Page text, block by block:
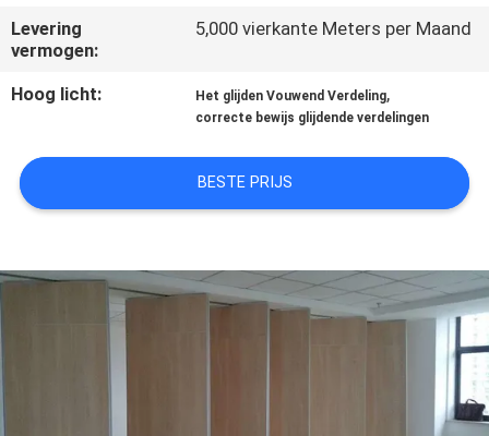
VERZOEK
OM
EEN
SITEMAP
PRIVACY
POLICY
Levering
vermogen:
5,000 vierkante Meters per Maand
Hoog licht: Het glijden Vouwend Verdeling,
correcte bewijs glijdende verdelingen
BESTE PRIJS